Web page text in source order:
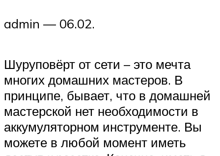
admin — 06.02.
Шуруповёрт от сети – это мечта
многих домашних мастеров. В
принципе, бывает, что в домашней
мастерской нет необходимости в
аккумуляторном инструменте. Вы
можете в любой момент иметь